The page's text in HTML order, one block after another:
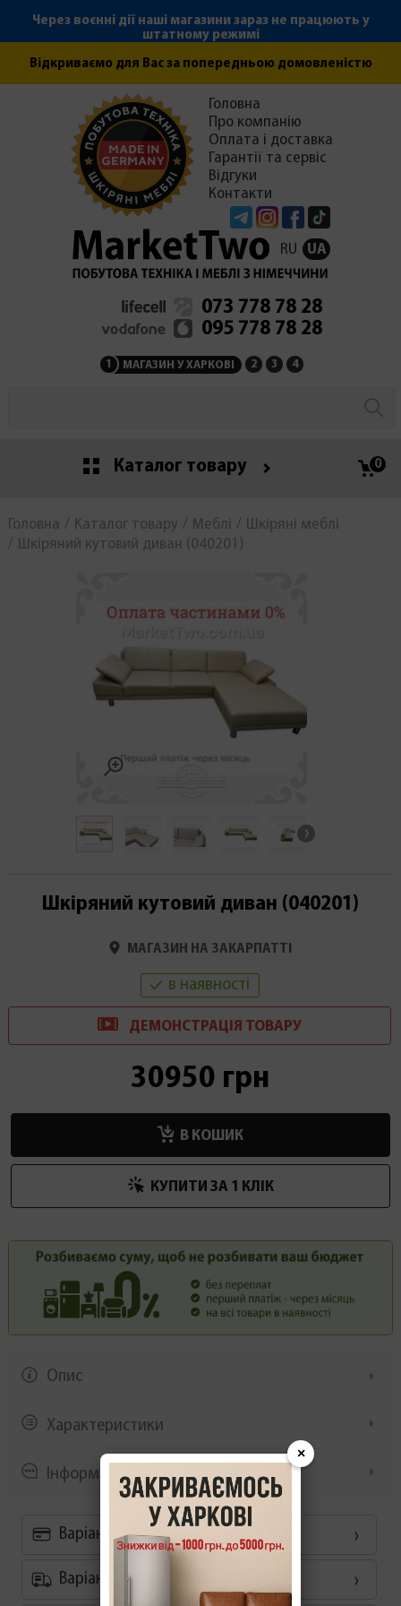
Через воєнні дії наші магазини зараз не працюють у
штатному режимі
Відкриваємо для Вас за попередньою домовленістю
TelegramInstagramFacebook
Головна
Про компанію
Оплата і доставка
Гарантії та сервіс
Відгуки
Контакти
RU UA
073 778 78 28
095 778 78 28
1 МАГАЗИН У ХАРКОВІ 2 МАГАЗИН НА
3 СЕРВІСНИЙ ЦЕНТР
4
Каталог товару 0
Головна Каталог товару Меблі
Шкіряні меблі
Шкіряний кутовий диван (040201)
Шкіряний кутовий диван (040201)
МАГАЗИН НА ЗАКАРПАТТІ
в наявності
ДЕМОНСТРАЦІЯ ТОВАРУ
30950 грн
В КОШИК
КУПИТИ ЗА 1 КЛIК
Опис
Характеристики
Інформація/демонстрація
Варіанти оплати
Варіанти доставки
×